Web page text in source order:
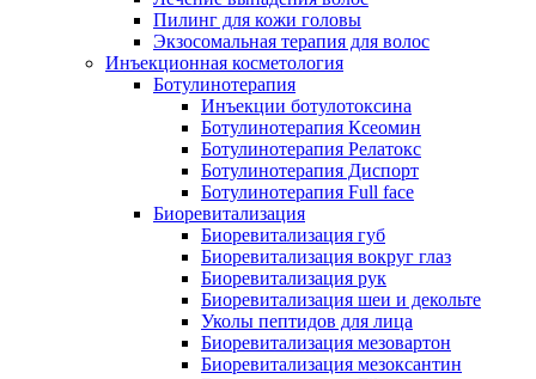
Пилинг для кожи головы
Экзосомальная терапия для волос
Инъекционная косметология
Ботулинотерапия
Инъекции ботулотоксина
Ботулинотерапия Ксеомин
Ботулинотерапия Релатокс
Ботулинотерапия Диспорт
Ботулинотерапия Full face
Биоревитализация
Биоревитализация губ
Биоревитализация вокруг глаз
Биоревитализация рук
Биоревитализация шеи и декольте
Уколы пептидов для лица
Биоревитализация мезовартон
Биоревитализация мезоксантин